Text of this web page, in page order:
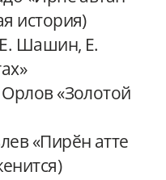
история)
Шашин, Е.
«Золотой
«Пирӗн атте